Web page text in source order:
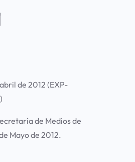
de 2012 (EXP-
de Medios de
Mayo de 2012.